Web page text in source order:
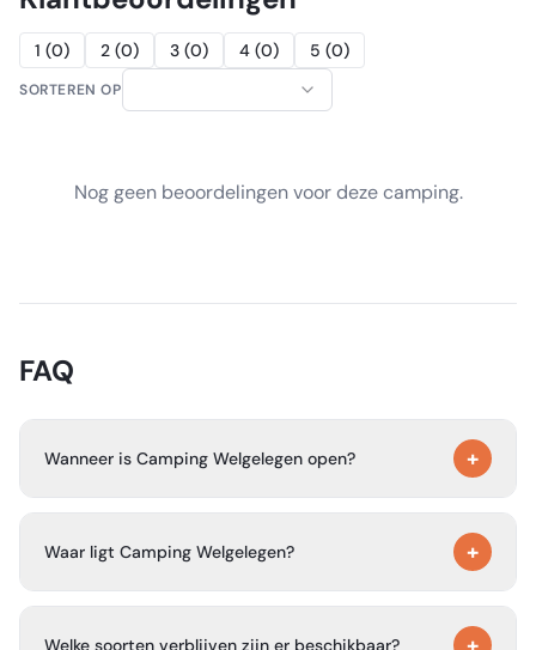
1 (0) 2 (0) 3 (0) 4 (0) 5 (0)
SORTEREN OP
Nog geen beoordelingen voor deze camping.
FAQ
Wanneer is Camping Welgelegen open? +
oktober.
Waar ligt Camping Welgelegen? +
Workum, in een groene omgeving vlak bij het IJsselmeer.
Welke soorten verblijven zijn er beschikbaar?